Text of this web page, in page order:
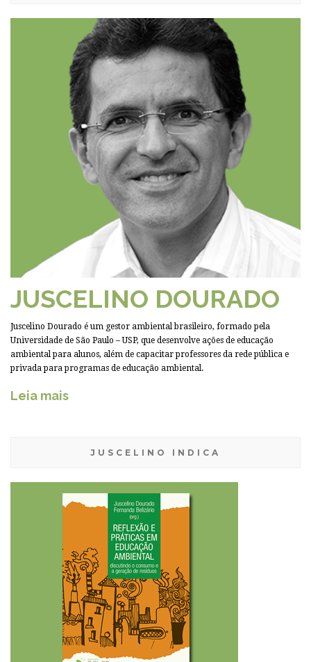
JUSCELINO DOURADO
Juscelino Dourado é um gestor ambiental brasileiro, formado pela
Universidade de São Paulo – USP, que desenvolve ações de educação
ambiental para alunos, além de capacitar professores da rede pública e
privada para programas de educação ambiental.
Leia mais
JUSCELINO INDICA